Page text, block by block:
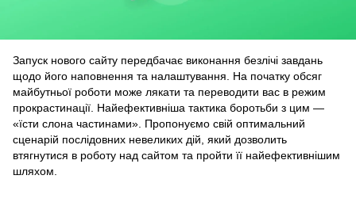
Запуск нового сайту передбачає виконання безлічі завдань
щодо його наповнення та налаштування. На початку обсяг
майбутньої роботи може лякати та переводити вас в режим
прокрастинації. Найефективніша тактика боротьби з цим —
«їсти слона частинами». Пропонуємо свій оптимальний
сценарій послідовних невеликих дій, який дозволить
втягнутися в роботу над сайтом та пройти її найефективнішим
шляхом.